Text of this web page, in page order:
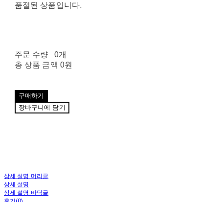
품절된 상품입니다.
주문 수량
0개
총 상품 금액 0원
구매하기
장바구니에 담기
상세 설명 머리글
상세 설명
상세 설명 바닥글